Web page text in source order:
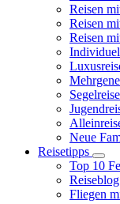
Reisen
Reisen
Reisen
Neue
Reisetipps
Top 10
Fliegen